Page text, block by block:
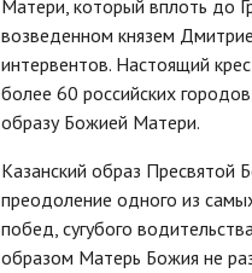
Матери, который вплоть до
возведенном князем
интервентов. Настоящий
более 60 российских
образу Божией Матери.
Казанский образ Пресвятой
преодоление одного из
побед, сугубого
образом Матерь Божия не